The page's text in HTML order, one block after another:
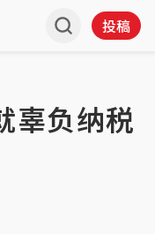
投稿
辜负纳税